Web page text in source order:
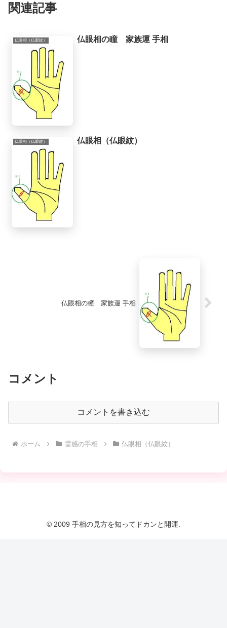
関連記事
仏眼相（仏眼紋） 仏眼相の瞳 家族運 手相
仏眼相（仏眼紋） 仏眼相（仏眼紋）
仏眼相の瞳 家族運 手相
コメント
コメントを書き込む
ホーム 霊感の手相 仏眼相（仏眼紋）
© 2009 手相の見方を知ってドカンと開運.